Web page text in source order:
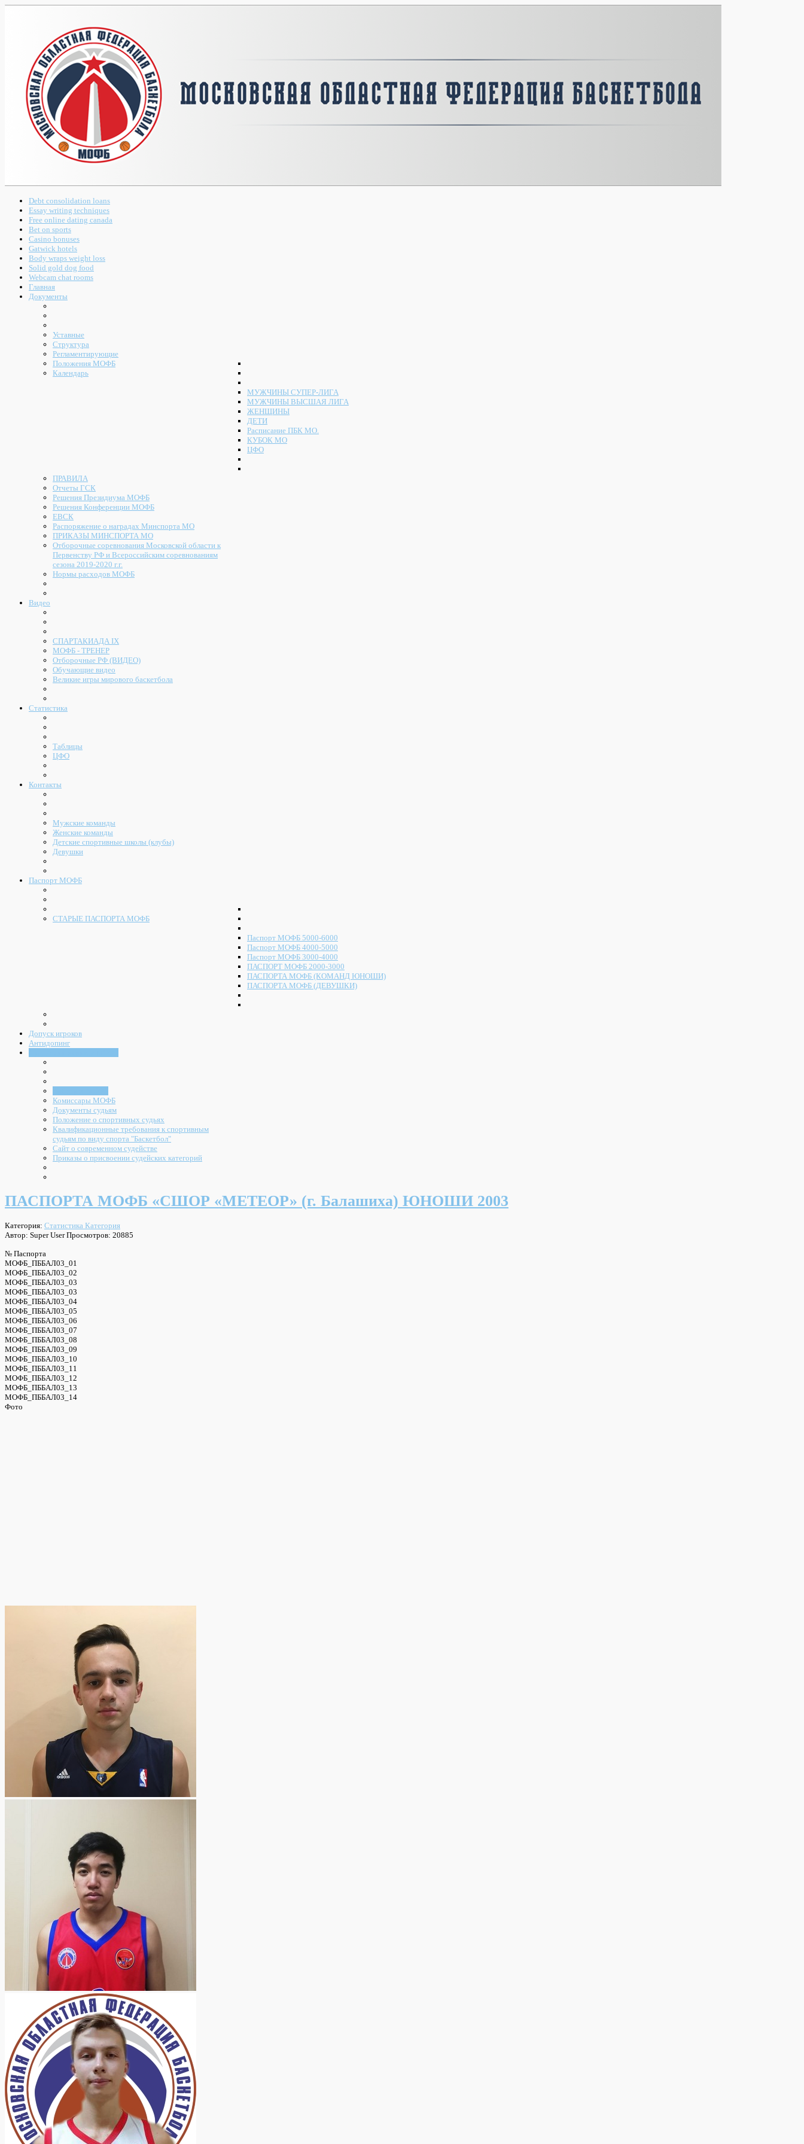
Debt consolidation loans
Essay writing techniques
Free online dating canada
Bet on sports
Casino bonuses
Gatwick hotels
Body wraps weight loss
Solid gold dog food
Webcam chat rooms
Главная
Документы
Уставные
Структура
Регламентирующие
Положения МОФБ
Календарь
МУЖЧИНЫ СУПЕР-ЛИГА
МУЖЧИНЫ ВЫСШАЯ ЛИГА
ЖЕНЩИНЫ
ДЕТИ
Расписание ПБК МО.
КУБОК МО
ЦФО
ПРАВИЛА
Отчеты ГСК
Решения Президиума МОФБ
Решения Конференции МОФБ
ЕВСК
Распоряжение о наградах Минспорта МО
ПРИКАЗЫ МИНСПОРТА МО
Отборочные соревнования Московской области к
Первенству РФ и Всероссийским соревнованиям
сезона 2019-2020 г.г.
Нормы расходов МОФБ
Видео
СПАРТАКИАДА IX
МОФБ - ТРЕНЕР
Отборочные РФ (ВИДЕО)
Обучающие видео
Великие игры мирового баскетбола
Статистика
Таблицы
ЦФО
Контакты
Мужские команды
Женские команды
Детские спортивные школы (клубы)
Девушки
Паспорт МОФБ
СТАРЫЕ ПАСПОРТА МОФБ
Паспорт МОФБ 5000-6000
Паспорт МОФБ 4000-5000
Паспорт МОФБ 3000-4000
ПАСПОРТ МОФБ 2000-3000
ПАСПОРТА МОФБ (КОМАНД ЮНОШИ)
ПАСПОРТА МОФБ (ДЕВУШКИ)
Допуск игроков
Антидопинг
Комиссары МОФБ
Документы судьям
Положение о спортивных судьях
Квалификационные требования к спортивным
судьям по виду спорта "Баскетбол"
Сайт о современном судействе
Приказы о присвоении судейских категорий
ПАСПОРТА МОФБ «СШОР «МЕТЕОР» (г. Балашиха) ЮНОШИ 2003
Категория: Статистика Категория
Автор: Super UserПросмотров: 20885
№ Паспорта
МОФБ_ПББАЛ03_01
МОФБ_ПББАЛ03_02
МОФБ_ПББАЛ03_03
МОФБ_ПББАЛ03_03
МОФБ_ПББАЛ03_04
МОФБ_ПББАЛ03_05
МОФБ_ПББАЛ03_06
МОФБ_ПББАЛ03_07
МОФБ_ПББАЛ03_08
МОФБ_ПББАЛ03_09
МОФБ_ПББАЛ03_10
МОФБ_ПББАЛ03_11
МОФБ_ПББАЛ03_12
МОФБ_ПББАЛ03_13
МОФБ_ПББАЛ03_14
Фото